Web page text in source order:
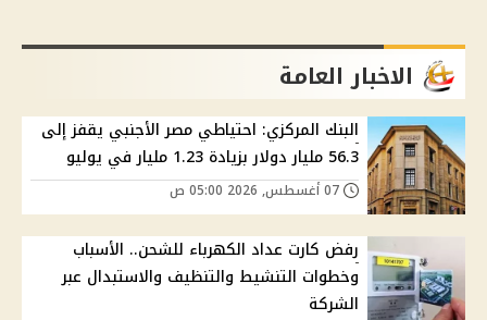
الاخبار العامة
البنك المركزي: احتياطي مصر الأجنبي يقفز إلى
56.3 مليار دولار بزيادة 1.23 مليار في يوليو
رفض كارت عداد الكهرباء للشحن.. الأسباب
وخطوات التنشيط والتنظيف والاستبدال عبر
الشركة